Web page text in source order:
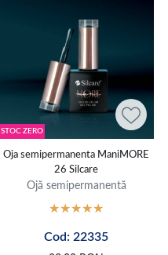
STOC ZERO
Oja semipermanenta ManiMORE
26 Silcare
Ojă semipermanentă
Cod: 22335